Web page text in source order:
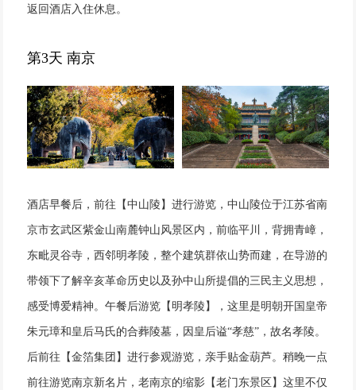
返回酒店入住休息。
第3天 南京
酒店早餐后，前往【中山陵】进行游览，中山陵位于江苏省南
京市玄武区紫金山南麓钟山风景区内，前临平川，背拥青嶂，
东毗灵谷寺，西邻明孝陵，整个建筑群依山势而建，在导游的
带领下了解辛亥革命历史以及孙中山所提倡的三民主义思想，
感受博爱精神。午餐后游览【明孝陵】，这里是明朝开国皇帝
朱元璋和皇后马氏的合葬陵墓，因皇后谥“孝慈”，故名孝陵。
后前往【金箔集团】进行参观游览，亲手贴金葫芦。稍晚一点
前往游览南京新名片，老南京的缩影【老门东景区】这里不仅